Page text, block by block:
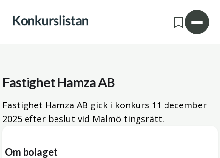
Fastighet Hamza AB
Fastighet Hamza AB gick i konkurs 11 december
2025 efter beslut vid Malmö tingsrätt.
Om bolaget